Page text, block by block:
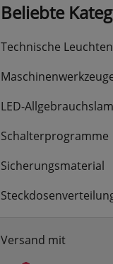
Beliebte
Technische Leuchten
LED-
Schalterprogramme
Sicherungsmaterial
Versand mit